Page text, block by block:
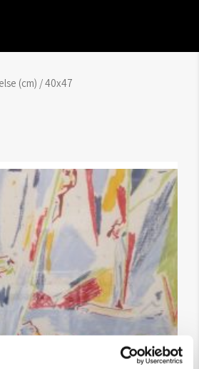
(cm) / 40x47